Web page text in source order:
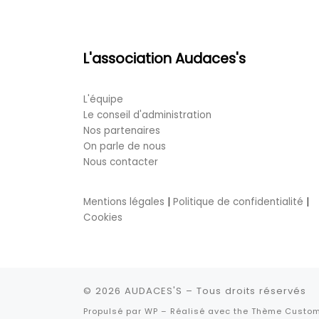
L'association Audaces's
L'équipe
Le conseil d'administration
Nos partenaires
On parle de nous
Nous contacter
Mentions légales | Politique de confidentialité |
Cookies
© 2026 AUDACES'S – Tous droits réservés
Propulsé par WP – Réalisé avec the Thème